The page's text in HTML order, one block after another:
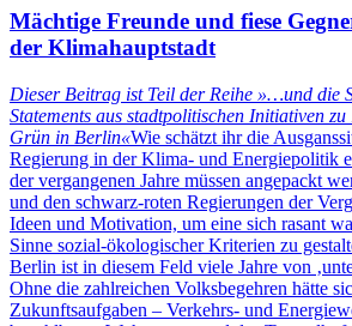
Mächtige Freunde und fiese
der Klimahauptstadt
Dieser Beitrag ist Teil der Reihe »…und die
Statements aus stadtpolitischen Initiativen
Grün in Berlin«Wie schätzt ihr die
Regierung in der Klima- und Energiepolitik
der vergangenen Jahre müssen angepackt
und den schwarz-roten Regierungen der
Ideen und Motivation, um eine sich rasant
Sinne sozial-ökologischer Kriterien zu
Berlin ist in diesem Feld viele Jahre von
Ohne die zahlreichen Volksbegehren hätte
Zukunftsaufgaben – Verkehrs- und